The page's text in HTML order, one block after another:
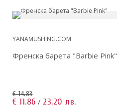
YANAMUSHING.COM
Френска барета "Barbie Pink"
€ 14.83
€ 11.86 / 23.20 лв.